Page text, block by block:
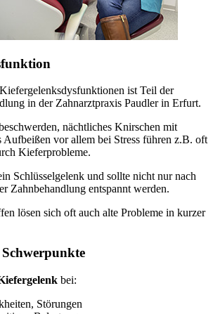
ist Teil der
in der Zahnarztpraxis Paudler in Erfurt.
nächtliches Knirschen mit
Aufbeißen vor allem bei Stress führen z.B. oft
Kieferprobleme.
Schlüsselgelenk und sollte nicht nur nach
Zahnbehandlung entspannt werden.
lösen sich oft auch alte Probleme in kurzer
bei:
Störungen